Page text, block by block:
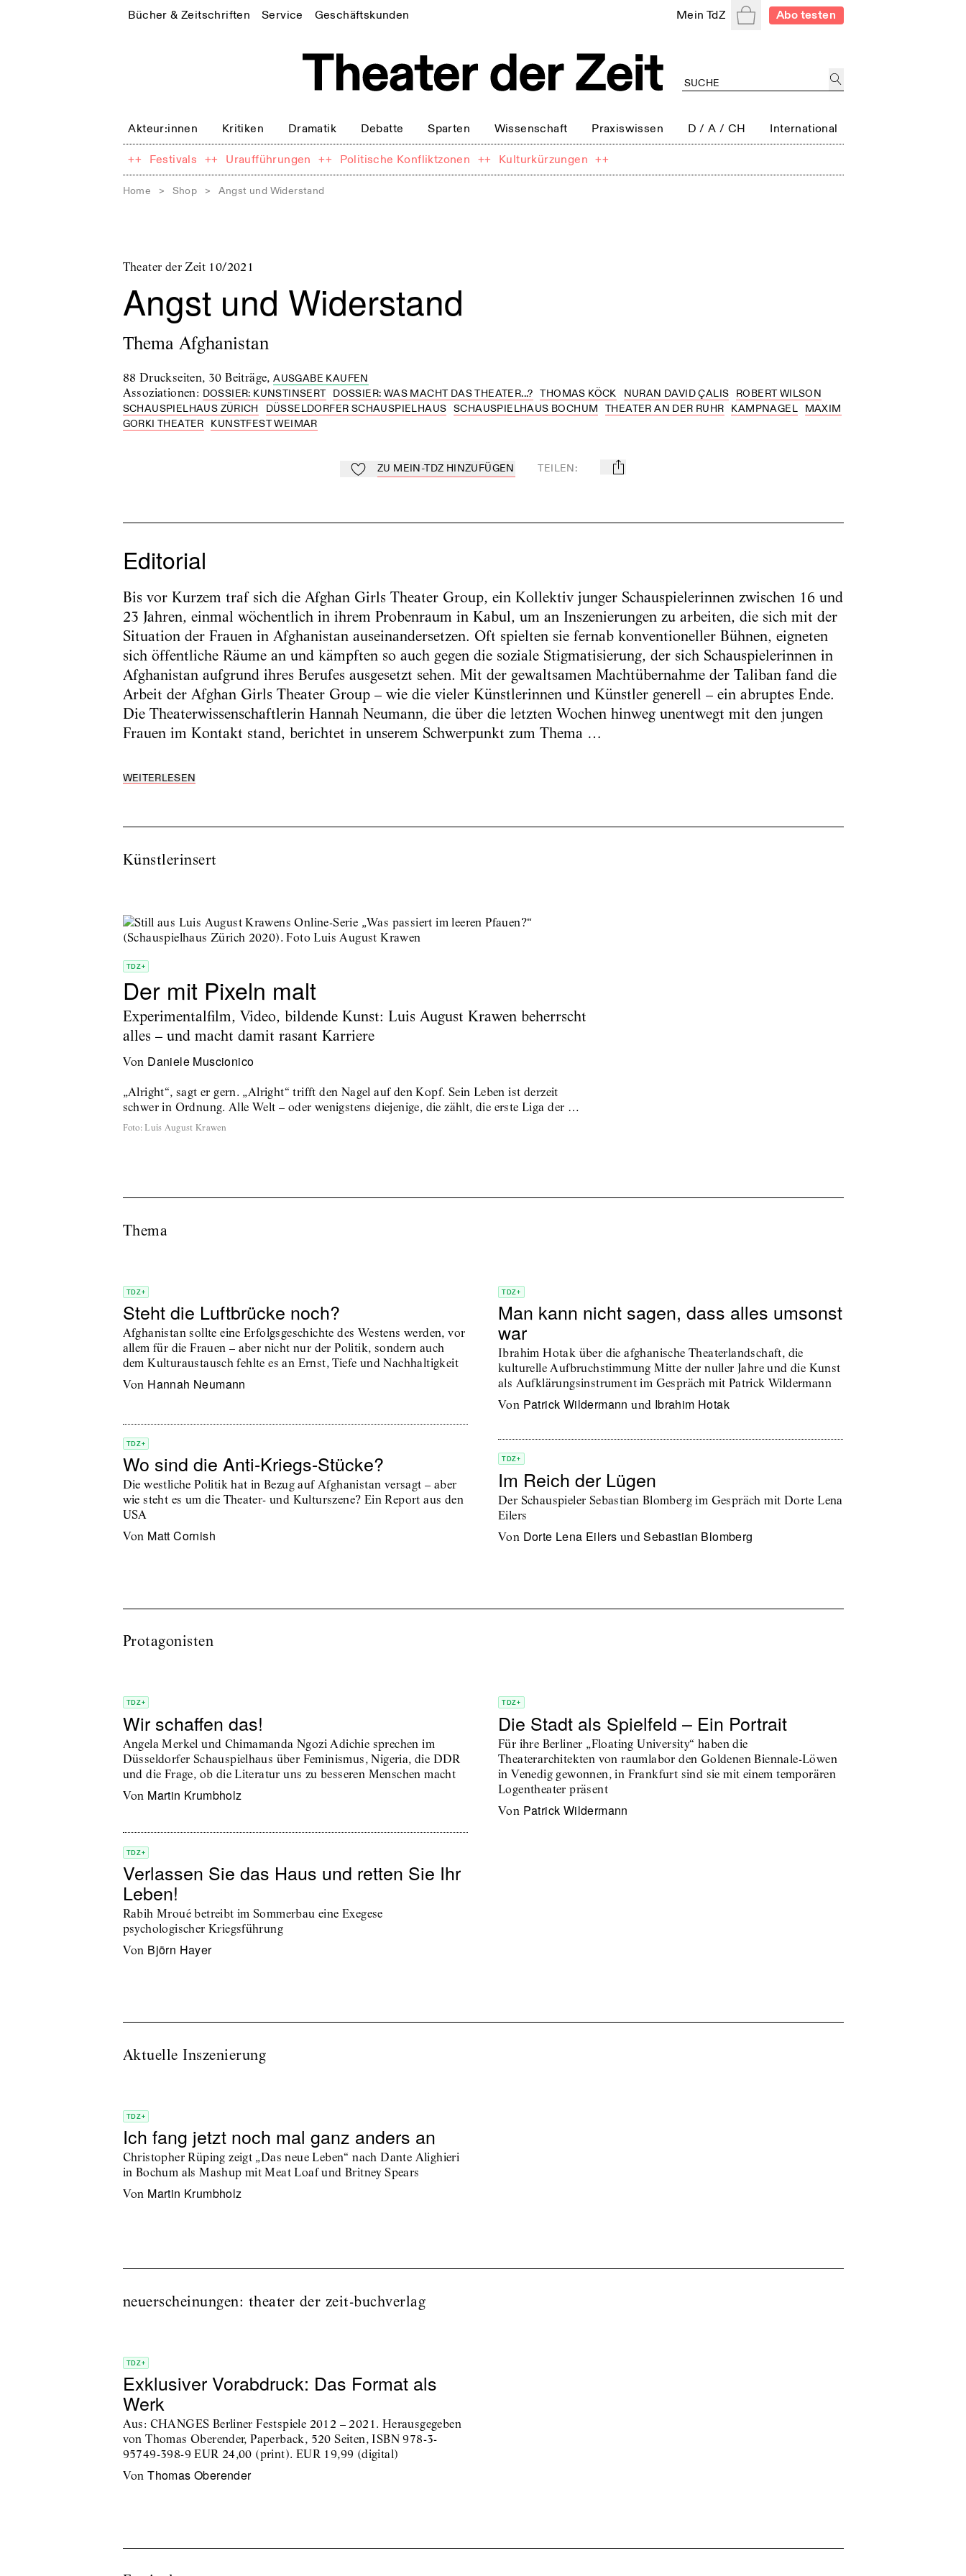
Bücher & Zeitschriften Service Geschäftskunden Mein TdZ WarenkorbAbo testen
Akteur:innen Kritiken Dramatik Debatte Sparten Wissenschaft Praxiswissen D / A / CH International
++ Festivals ++ Uraufführungen ++ Politische Konfliktzonen ++ Kulturkürzungen ++
Home > Shop > Angst und Widerstand
Theater der Zeit 10/2021
Angst und Widerstand
Thema Afghanistan
88 Druckseiten, 30 Beiträge,AUSGABE KAUFEN
Assoziationen: DOSSIER: KUNSTINSERT DOSSIER: WAS MACHT DAS THEATER...? THOMAS KÖCK NURAN DAVID ÇALIS
ROBERT WILSON
SCHAUSPIELHAUS ZÜRICH
DÜSSELDORFER SCHAUSPIELHAUS SCHAUSPIELHAUS BOCHUM THEATER AN DER RUHR KAMPNAGEL
MAXIM
GORKI THEATER
KUNSTFEST WEIMAR
Zu Mein-TdZ hinzufügen
ZU MEIN-TDZ HINZUFÜGEN TEILEN: mail
Editorial
Bis vor Kurzem traf sich die Afghan Girls Theater Group, ein Kollektiv junger Schauspielerinnen zwischen 16 und
23 Jahren, einmal wöchentlich in ihrem Probenraum in Kabul, um an Inszenierungen zu arbeiten, die sich mit der
Situation der Frauen in Afghanistan auseinandersetzen. Oft spielten sie fernab konventioneller Bühnen, eigneten
sich öffentliche Räume an und kämpften so auch gegen die soziale Stigmatisierung, der sich Schauspielerinnen in
Afghanistan aufgrund ihres Berufes ausgesetzt sehen. Mit der gewaltsamen Machtübernahme der Taliban fand die
Arbeit der Afghan Girls Theater Group – wie die vieler Künstlerinnen und Künstler generell – ein abruptes Ende.
Die Theaterwissenschaftlerin Hannah Neumann, die über die letzten Wochen hinweg unentwegt mit den jungen
Frauen im Kontakt stand, berichtet in unserem Schwerpunkt zum Thema …
WEITERLESEN
Künstlerinsert
TDZ+
Der mit Pixeln malt
Experimentalfilm, Video, bildende Kunst: Luis August Krawen beherrscht
alles – und macht damit rasant Karriere
von Daniele Muscionico
„Alright“, sagt er gern. „Alright“ trifft den Nagel auf den Kopf. Sein Leben ist derzeit
schwer in Ordnung. Alle Welt – oder wenigstens diejenige, die zählt, die erste Liga der …
Foto: Luis August Krawen
Thema
TDZ+
Steht die Luftbrücke noch?
Afghanistan sollte eine Erfolgsgeschichte des Westens werden, vor
allem für die Frauen – aber nicht nur der Politik, sondern auch
dem Kulturaustausch fehlte es an Ernst, Tiefe und Nachhaltigkeit
von Hannah Neumann
TDZ+
Man kann nicht sagen, dass alles umsonst
war
Ibrahim Hotak über die afghanische Theaterlandschaft, die
kulturelle Aufbruchstimmung Mitte der nuller Jahre und die Kunst
als Aufklärungsinstrument im Gespräch mit Patrick Wildermann
von Patrick Wildermann und Ibrahim Hotak
TDZ+
Wo sind die Anti-Kriegs-Stücke?
Die westliche Politik hat in Bezug auf Afghanistan versagt – aber
wie steht es um die Theater- und Kulturszene? Ein Report aus den
USA
von Matt Cornish
TDZ+
Im Reich der Lügen
Der Schauspieler Sebastian Blomberg im Gespräch mit Dorte Lena
Eilers
von Dorte Lena Eilers und Sebastian Blomberg
Protagonisten
TDZ+
Wir schaffen das!
Angela Merkel und Chimamanda Ngozi Adichie sprechen im
Düsseldorfer Schauspielhaus über Feminismus, Nigeria, die DDR
und die Frage, ob die Literatur uns zu besseren Menschen macht
von Martin Krumbholz
TDZ+
Die Stadt als Spielfeld – Ein Portrait
Für ihre Berliner „Floating University“ haben die
Theaterarchitekten von raumlabor den Goldenen Biennale-Löwen
in Venedig gewonnen, in Frankfurt sind sie mit einem temporären
Logentheater präsent
von Patrick Wildermann
TDZ+
Verlassen Sie das Haus und retten Sie Ihr
Leben!
Rabih Mroué betreibt im Sommerbau eine Exegese
psychologischer Kriegsführung
von Björn Hayer
Aktuelle Inszenierung
TDZ+
Ich fang jetzt noch mal ganz anders an
Christopher Rüping zeigt „Das neue Leben“ nach Dante Alighieri
in Bochum als Mashup mit Meat Loaf und Britney Spears
von Martin Krumbholz
neuerscheinungen: theater der zeit-buchverlag
TDZ+
Exklusiver Vorabdruck: Das Format als
Werk
Aus: CHANGES Berliner Festspiele 2012 – 2021. Herausgegeben
von Thomas Oberender, Paperback, 520 Seiten, ISBN 978-3-
95749-398-9 EUR 24,00 (print). EUR 19,99 (digital)
von Thomas Oberender